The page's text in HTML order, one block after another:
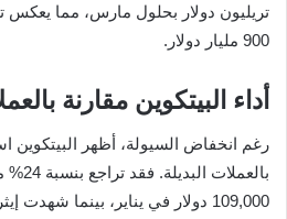
تريليون دولار بحلول مارس، مما يعكس
900 مليار دولار.
أداء البيتكوين مقارنة
رغم انخفاض السيولة، أظهر البيتكوين
109,000 دولار في يناير، بينما شهدت إيثريوم (